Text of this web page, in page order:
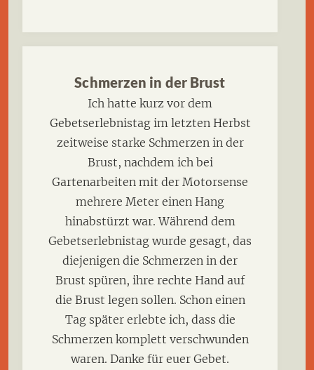
Schmerzen in der Brust
Ich hatte kurz vor dem
Gebetserlebnistag im letzten Herbst
zeitweise starke Schmerzen in der
Brust, nachdem ich bei
Gartenarbeiten mit der Motorsense
mehrere Meter einen Hang
hinabstürzt war. Während dem
Gebetserlebnistag wurde gesagt, das
diejenigen die Schmerzen in der
Brust spüren, ihre rechte Hand auf
die Brust legen sollen. Schon einen
Tag später erlebte ich, dass die
Schmerzen komplett verschwunden
waren. Danke für euer Gebet.